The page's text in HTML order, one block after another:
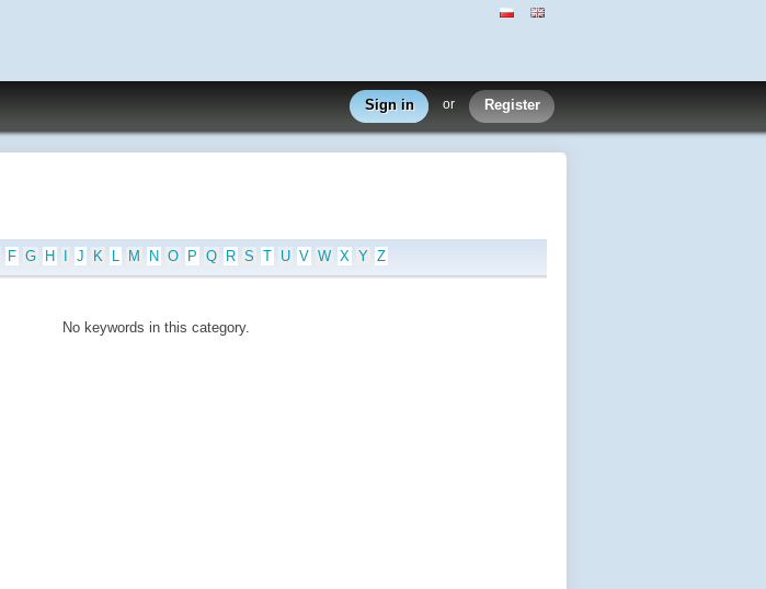
Sign in or Register
F G H J K L M N O P Q R S T U V W X Y Z
No keywords in this category.